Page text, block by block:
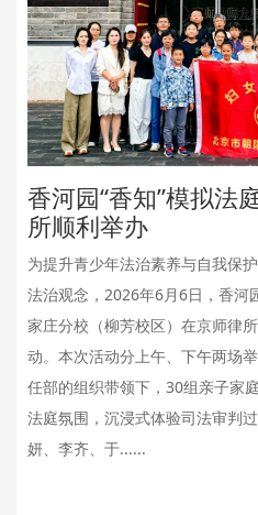
香河园“香知”模拟法
所顺利举办
为提升青少年法治素养与自我保
法治观念，2026年6月6日，香河
家庄分校（柳芳校区）在京师律
动。本次活动分上午、下午两场
任部的组织带领下，30组亲子家
法庭氛围，沉浸式体验司法审判
妍、李齐、于......